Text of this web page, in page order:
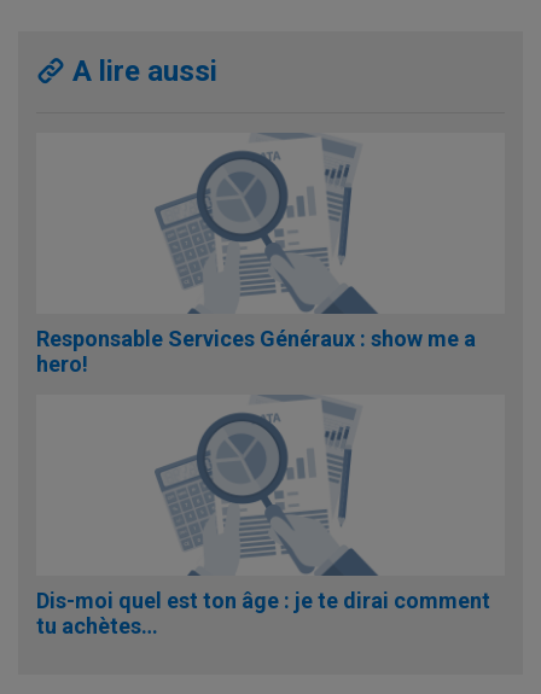
A lire aussi
Responsable Services Généraux : show me a
hero!
Dis-moi quel est ton âge : je te dirai comment
tu achètes…